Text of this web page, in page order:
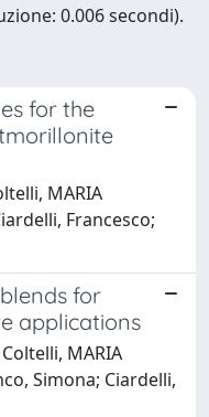
0.006 secondi).
for the
MARIA
Francesco;
for
applications
MARIA
Simona; Ciardelli,